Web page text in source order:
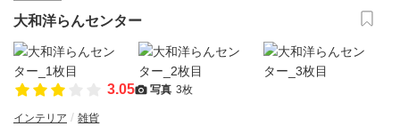
大和洋らんセンター
3.05 写真 3枚
インテリア 雑貨